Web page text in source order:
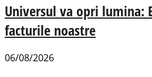
Universul va opri lumina:
facturile noastre
06/08/2026